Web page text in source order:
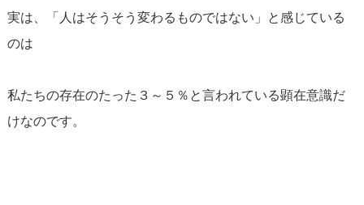
実は、「人はそうそう変わるものではない」と感じている
のは
私たちの存在のたった３～５％と言われている顕在意識だ
けなのです。